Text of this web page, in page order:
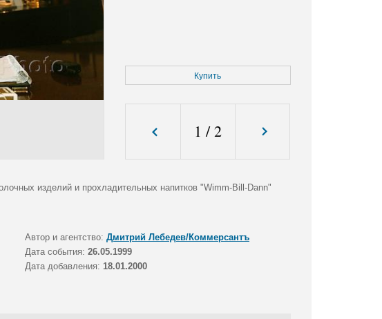
Купить
1 /2
изделий и прохладительных напитков "Wimm-Bill-Dann"
Автор и агентство: Дмитрий Лебедев/Коммерсантъ
Дата события: 26.05.1999
Дата добавления: 18.01.2000